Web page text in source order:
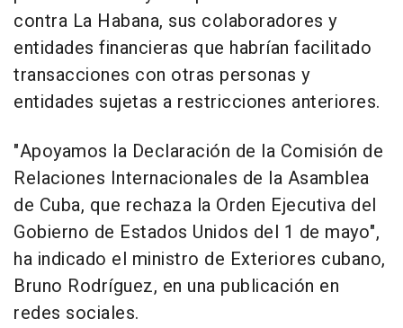
contra La Habana, sus colaboradores y
entidades financieras que habrían facilitado
transacciones con otras personas y
entidades sujetas a restricciones anteriores.
"Apoyamos la Declaración de la Comisión de
Relaciones Internacionales de la Asamblea
de Cuba, que rechaza la Orden Ejecutiva del
Gobierno de Estados Unidos del 1 de mayo",
ha indicado el ministro de Exteriores cubano,
Bruno Rodríguez, en una publicación en
redes sociales.